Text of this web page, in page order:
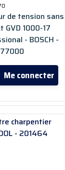
de tension sans
GVD 1000-17
- BOSCH -
Me connecter